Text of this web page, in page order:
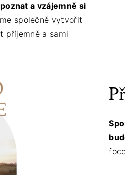
a vzájemně si
společně vytvořit
příjemně a sami